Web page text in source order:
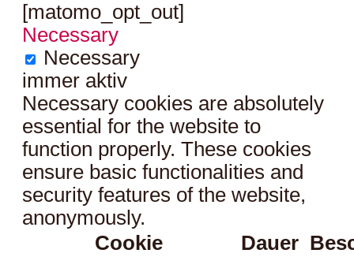
[matomo_opt_out]
Necessary
Necessary
immer aktiv
Necessary cookies are absolutely
essential for the website to
function properly. These cookies
ensure basic functionalities and
security features of the website,
anonymously.
Cookie
Dauer